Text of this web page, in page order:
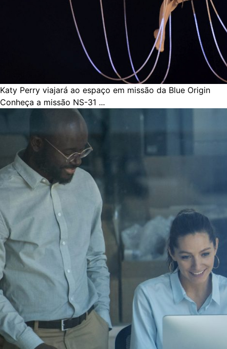
Katy Perry viajará ao espaço em missão da Blue Origin
Conheça a missão NS-31 ...